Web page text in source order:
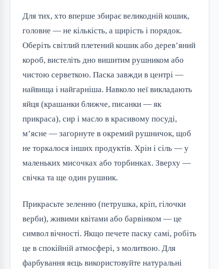
Для тих, хто вперше збирає великодній кошик,
головне — не кількість, а щирість і порядок.
Оберіть світлий плетений кошик або дерев’яний
короб, вистеліть дно вишитим рушником або
чистою серветкою. Паска завжди в центрі —
найвища і найгарніша. Навколо неї викладають
яйця (крашанки ближче, писанки — як
прикраса), сир і масло в красивому посуді,
м’ясне — загорнуте в окремий рушничок, щоб
не торкалося інших продуктів. Хрін і сіль — у
маленьких мисочках або торбинках. Зверху —
свічка та ще один рушник.
Прикрасьте зеленню (петрушка, кріп, гілочки
верби), живими квітами або барвінком — це
символ вічності. Якщо печете паску самі, робіть
це в спокійній атмосфері, з молитвою. Для
фарбування яєць використовуйте натуральні